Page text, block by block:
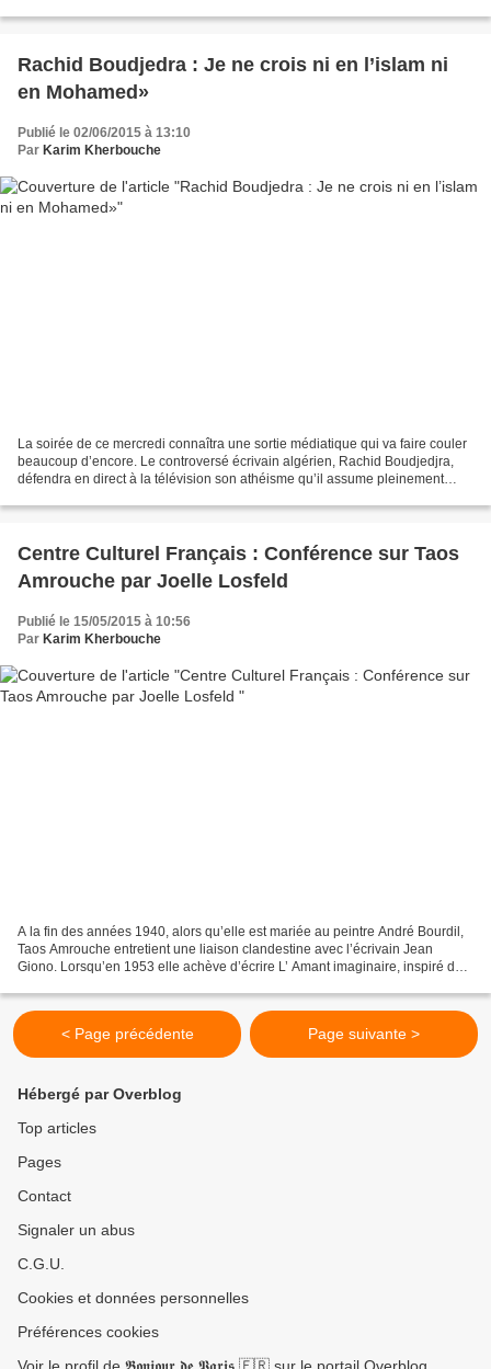
Rachid Boudjedra : Je ne crois ni en l’islam ni
en Mohamed»
Publié le 02/06/2015 à 13:10
Par Karim Kherbouche
La soirée de ce mercredi connaîtra une sortie médiatique qui va faire couler
beaucoup d’encore. Le controversé écrivain algérien, Rachid Boudjedjra,
défendra en direct à la télévision son athéisme qu’il assume pleinement
Centre Culturel Français : Conférence sur Taos
Amrouche par Joelle Losfeld
Publié le 15/05/2015 à 10:56
Par Karim Kherbouche
A la fin des années 1940, alors qu’elle est mariée au peintre André Bourdil,
Taos Amrouche entretient une liaison clandestine avec l’écrivain Jean
Giono. Lorsqu’en 1953 elle achève d’écrire L’ Amant imaginaire, inspiré de
< Page précédente Page suivante >
Hébergé par Overblog
Top articles
Pages
Contact
Signaler un abus
C.G.U.
Cookies et données personnelles
Préférences cookies